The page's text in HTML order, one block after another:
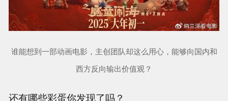
谁能想到一部动画电影，主创团队却这么用心，能够向国内和
西方反向输出价值观？
还有哪些彩蛋你发现了吗？